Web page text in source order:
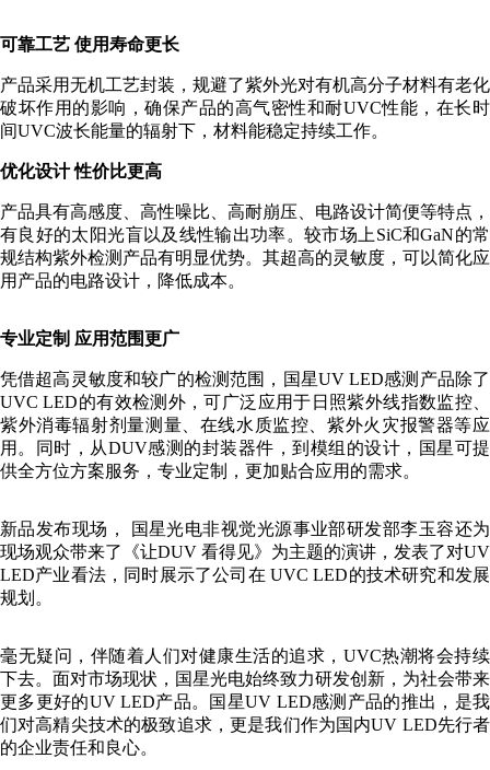
可靠工艺 使用寿命更长
产品采用无机工艺封装，规避了紫外光对有机高分子材料有老化
破坏作用的影响，确保产品的高气密性和耐UVC性能，在长时
间UVC波长能量的辐射下，材料能稳定持续工作。
优化设计 性价比更高
产品具有高感度、高性噪比、高耐崩压、电路设计简便等特点，
有良好的太阳光盲以及线性输出功率。较市场上SiC和GaN的常
规结构紫外检测产品有明显优势。其超高的灵敏度，可以简化应
用产品的电路设计，降低成本。
专业定制 应用范围更广
凭借超高灵敏度和较广的检测范围，国星UV LED感测产品除了
UVC LED的有效检测外，可广泛应用于日照紫外线指数监控、
紫外消毒辐射剂量测量、在线水质监控、紫外火灾报警器等应
用。同时，从DUV感测的封装器件，到模组的设计，国星可提
供全方位方案服务，专业定制，更加贴合应用的需求。
新品发布现场， 国星光电非视觉光源事业部研发部李玉容还为
现场观众带来了《让DUV 看得见》为主题的演讲，发表了对UV
LED产业看法，同时展示了公司在 UVC LED的技术研究和发展
规划。
毫无疑问，伴随着人们对健康生活的追求，UVC热潮将会持续
下去。面对市场现状，国星光电始终致力研发创新，为社会带来
更多更好的UV LED产品。国星UV LED感测产品的推出，是我
们对高精尖技术的极致追求，更是我们作为国内UV LED先行者
的企业责任和良心。